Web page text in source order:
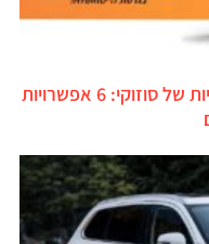
הוצג הסדר פשרה בפרשת ההיברידיות של סוזוקי: 6 אפשרויות